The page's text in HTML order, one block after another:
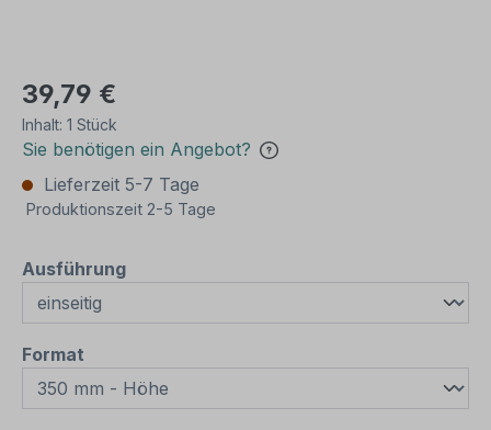
39,79 €
Inhalt: 1 Stück
Sie benötigen ein Angebot?
Lieferzeit 5-7 Tage
Produktionszeit 2-5 Tage
Ausführungauswählen
Format